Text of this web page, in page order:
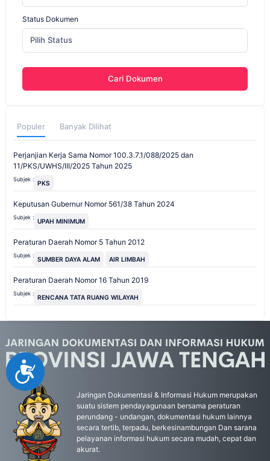
Accessibility
Status Dokumen
Pilih Status
Cari Dokumen
Populer Banyak Dilihat
Perjanjian Kerja Sama Nomor 100.3.7.1/088/2025 dan
11/PKS/UWHS/III/2025 Tahun 2025
Subjek : PKS
Keputusan Gubernur Nomor 561/38 Tahun 2024
Subjek : UPAH MINIMUM
Peraturan Daerah Nomor 5 Tahun 2012
Subjek : SUMBER DAYA ALAM AIR LIMBAH
Peraturan Daerah Nomor 16 Tahun 2019
Subjek : RENCANA TATA RUANG WILAYAH
Jaringan Dokumentasi & Informasi Hukum merupakan
suatu sistem pendayagunaan bersama peraturan
perundang - undangan, dokumentasi hukum lainnya
secara tertib, terpadu, berkesinambungan Dan sarana
pelayanan informasi hukum secara mudah, cepat dan
akurat.